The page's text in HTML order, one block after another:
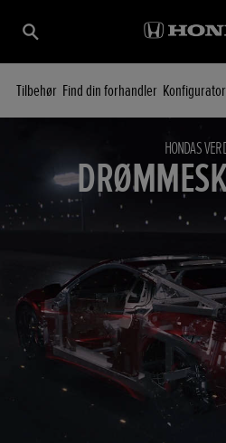
Tilbehør Find din forhandler Konfigurator
HONDAS